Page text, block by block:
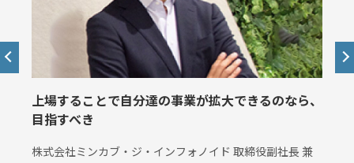
上場することで自分達の事業が拡大できるのなら、
目指すべき
株式会社ミンカブ・ジ・インフォノイド 取締役副社長 兼